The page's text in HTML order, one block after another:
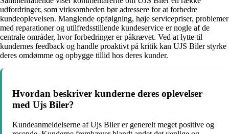
udfordringer, som virksomheden bør adressere for at forbedre
kundeoplevelsen. Manglende opfølgning, høje servicepriser, problemer
med reparationer og utilfredsstillende kundeservice er nogle af de
centrale områder, hvor forbedringer er påkrævet. Ved at lytte til
kundernes feedback og handle proaktivt på kritik kan UJS Biler styrke
deres omdømme og opbygge tillid hos deres kunder.
Hvordan beskriver kunderne deres oplevelser
med Ujs Biler?
Kundeanmeldelserne af Ujs Biler er generelt meget positive og